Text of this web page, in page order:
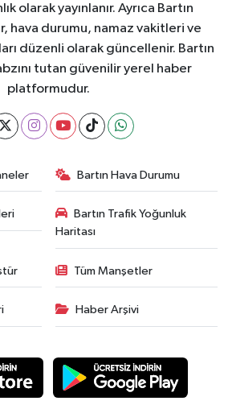
olarak yayınlanır. Ayrıca Bartın
hava durumu, namaz vakitleri ve
düzenli olarak güncellenir. Bartın
tutan güvenilir yerel haber
platformudur.
Bartın Hava Durumu
Bartın Trafik Yoğunluk
Haritası
Tüm Manşetler
Haber Arşivi